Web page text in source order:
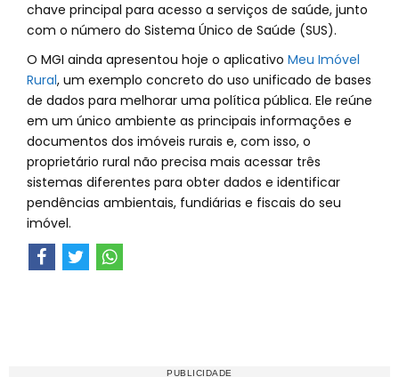
chave principal para acesso a serviços de saúde, junto
com o número do Sistema Único de Saúde (SUS).
O MGI ainda apresentou hoje o aplicativo Meu Imóvel
Rural, um exemplo concreto do uso unificado de bases
de dados para melhorar uma política pública. Ele reúne
em um único ambiente as principais informações e
documentos dos imóveis rurais e, com isso, o
proprietário rural não precisa mais acessar três
sistemas diferentes para obter dados e identificar
pendências ambientais, fundiárias e fiscais do seu
imóvel.